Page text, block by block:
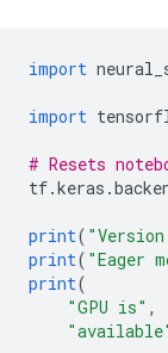
import
import
# Resets
tf.keras .
print(
print( "Eager
print(
"GPU is" ,